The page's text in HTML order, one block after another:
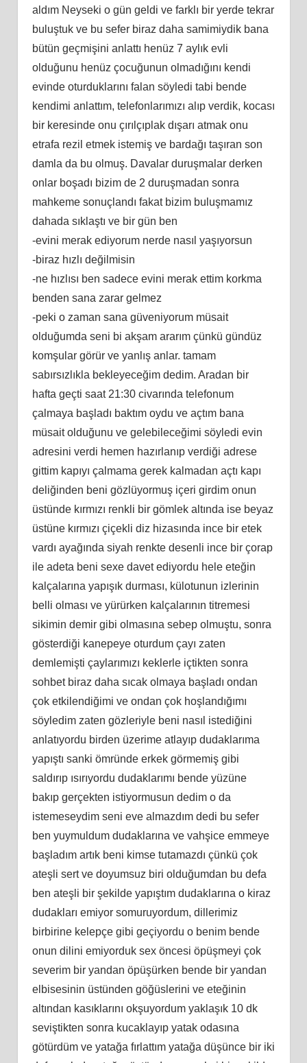
aldım Neyseki o gün geldi ve farklı bir yerde tekrar
buluştuk ve bu sefer biraz daha samimiydik bana
bütün geçmişini anlattı henüz 7 aylık evli
olduğunu henüz çocuğunun olmadığını kendi
evinde oturduklarını falan söyledi tabi bende
kendimi anlattım, telefonlarımızı alıp verdik, kocası
bir keresinde onu çırılçıplak dışarı atmak onu
etrafa rezil etmek istemiş ve bardağı taşıran son
damla da bu olmuş. Davalar duruşmalar derken
onlar boşadı bizim de 2 duruşmadan sonra
mahkeme sonuçlandı fakat bizim buluşmamız
dahada sıklaştı ve bir gün ben
-evini merak ediyorum nerde nasıl yaşıyorsun
-biraz hızlı değilmisin
-ne hızlısı ben sadece evini merak ettim korkma
benden sana zarar gelmez
-peki o zaman sana güveniyorum müsait
olduğumda seni bi akşam ararım çünkü gündüz
komşular görür ve yanlış anlar. tamam
sabırsızlıkla bekleyeceğim dedim. Aradan bir
hafta geçti saat 21:30 civarında telefonum
çalmaya başladı baktım oydu ve açtım bana
müsait olduğunu ve gelebileceğimi söyledi evin
adresini verdi hemen hazırlanıp verdiği adrese
gittim kapıyı çalmama gerek kalmadan açtı kapı
deliğinden beni gözlüyormuş içeri girdim onun
üstünde kırmızı renkli bir gömlek altında ise beyaz
üstüne kırmızı çiçekli diz hizasında ince bir etek
vardı ayağında siyah renkte desenli ince bir çorap
ile adeta beni sexe davet ediyordu hele eteğin
kalçalarına yapışık durması, külotunun izlerinin
belli olması ve yürürken kalçalarının titremesi
sikimin demir gibi olmasına sebep olmuştu, sonra
gösterdiği kanepeye oturdum çayı zaten
demlemişti çaylarımızı keklerle içtikten sonra
sohbet biraz daha sıcak olmaya başladı ondan
çok etkilendiğimi ve ondan çok hoşlandığımı
söyledim zaten gözleriyle beni nasıl istediğini
anlatıyordu birden üzerime atlayıp dudaklarıma
yapıştı sanki ömründe erkek görmemiş gibi
saldırıp ısırıyordu dudaklarımı bende yüzüne
bakıp gerçekten istiyormusun dedim o da
istemeseydim seni eve almazdım dedi bu sefer
ben yuymuldum dudaklarına ve vahşice emmeye
başladım artık beni kimse tutamazdı çünkü çok
ateşli sert ve doyumsuz biri olduğumdan bu defa
ben ateşli bir şekilde yapıştım dudaklarına o kiraz
dudakları emiyor somuruyordum, dillerimiz
birbirine kelepçe gibi geçiyordu o benim bende
onun dilini emiyorduk sex öncesi öpüşmeyi çok
severim bir yandan öpüşürken bende bir yandan
elbisesinin üstünden göğüslerini ve eteğinin
altından kasıklarını okşuyordum yaklaşık 10 dk
seviştikten sonra kucaklayıp yatak odasına
götürdüm ve yatağa fırlattım yatağa düşünce bir iki